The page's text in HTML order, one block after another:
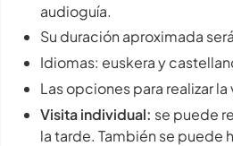
audioguía.
Su duración aproximada
Idiomas: euskera y
Las opciones para realizar la
Visita individual: se puede
la tarde. También se puede